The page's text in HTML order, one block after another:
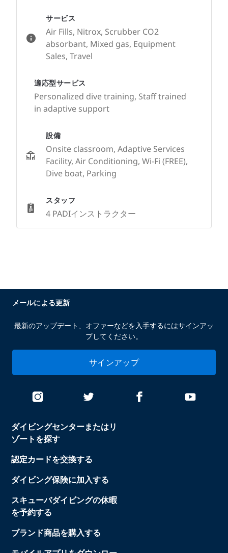
サービス
Air Fills, Nitrox, Scrubber CO2
absorbant, Mixed gas, Equipment
Sales, Travel
適応型サービス
Personalized dive training, Staff trained
in adaptive support
設備
Onsite classroom, Adaptive Services
Facility, Air Conditioning, Wi-Fi (FREE),
Dive boat, Parking
スタッフ
4 PADIインストラクター
ダイビングセンターまたはリ
ゾートを探す
認定カードを交換する
ダイビング保険に加入する
スキューバダイビングの休暇
を予約する
ブランド商品を購入する
メールによる更新
最新のアップデート、オファーなどを入手するにはサインアッ
プしてください。
サインアップ